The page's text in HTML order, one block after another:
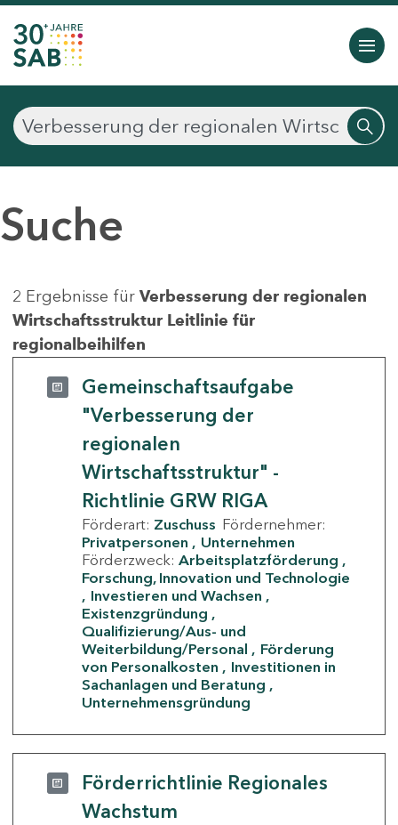
Suche
2 Ergebnisse für Verbesserung der regionalen
Wirtschaftsstruktur Leitlinie für
regionalbeihilfen
Gemeinschaftsaufgabe
"Verbesserung der
regionalen
Wirtschaftsstruktur" -
Richtlinie GRW RIGA
Förderart: Zuschuss Fördernehmer:
Privatpersonen
Unternehmen
Förderzweck: Arbeitsplatzförderung
Forschung, Innovation und Technologie
Investieren und Wachsen
Existenzgründung
Qualifizierung/Aus- und
Weiterbildung/Personal
Förderung
von Personalkosten
Investitionen in
Sachanlagen und Beratung
Unternehmensgründung
Förderrichtlinie Regionales
Wachstum